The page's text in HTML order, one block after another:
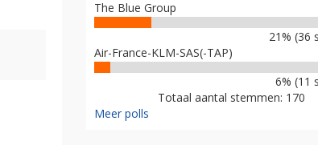
The Blue Group
21% (36
Air-France-KLM-SAS(-TAP)
6% (11
Totaal aantal stemmen: 170
Meer polls